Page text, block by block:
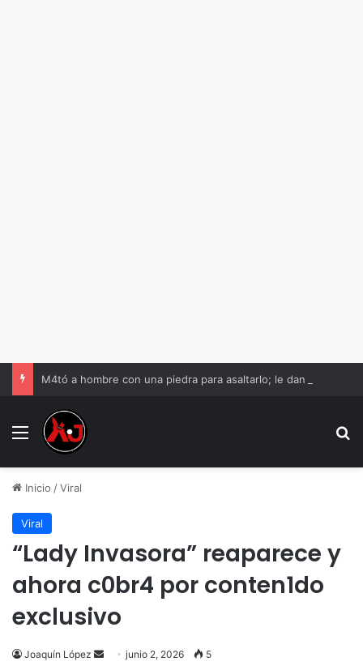
Menu
Inicio /Viral
Viral
“Lady Invasora” reaparece y
ahora c0br4 por conten1do
exclusivo
Joaquín López
Sendjunio 2, 2026 5